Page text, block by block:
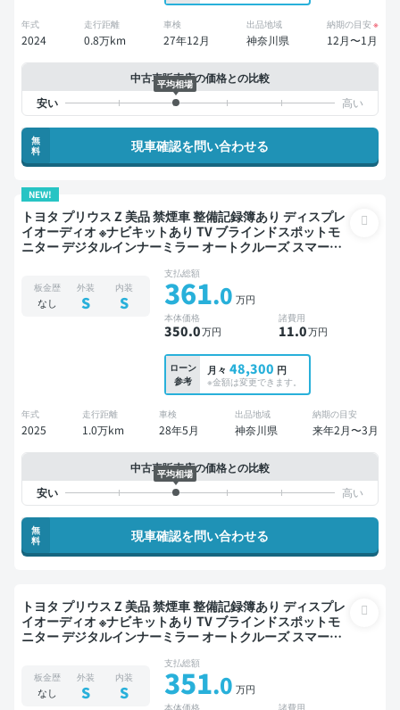
年式
2024
走行距離
0.8万km
車検
27年12月
出品地域
神奈川県
納期の目安 ※
12月〜1月
中古車販売店の価格との比較
平均相場
無
料
現車確認を問い合わせる
NEW!
トヨタ プリウス Z 美品 禁煙車 整備記録簿あり ディスプレ
イオーディオ ※ナビキットあり TV ブラインドスポットモ
ニター デジタルインナーミラー オートクルーズ スマート
板金歴
なし
外装
S
内装
S
支払総額
361.0 万円
本体価格
350.0万円
諸費用
11.0万円
ローン
参考
月々 48,300 円
※金額は変更できます。
年式
2025
走行距離
1.0万km
車検
28年5月
出品地域
神奈川県
納期の目安
来年2月〜3月
中古車販売店の価格との比較
平均相場
無
料
現車確認を問い合わせる
トヨタ プリウス Z 美品 禁煙車 整備記録簿あり ディスプレ
イオーディオ ※ナビキットあり TV ブラインドスポットモ
ニター デジタルインナーミラー オートクルーズ スマート
板金歴
なし
外装
S
内装
S
支払総額
351.0 万円
本体価格 諸費用